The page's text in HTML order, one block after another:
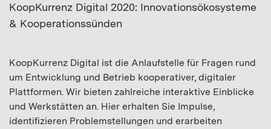
KoopKurrenz Digital 2020: Innovationsökosysteme
& Kooperationssünden
KoopKurrenz Digital ist die Anlaufstelle für Fragen rund
um Entwicklung und Betrieb kooperativer, digitaler
Plattformen. Wir bieten zahlreiche interaktive Einblicke
und Werkstätten an. Hier erhalten Sie Impulse,
identifizieren Problemstellungen und erarbeiten